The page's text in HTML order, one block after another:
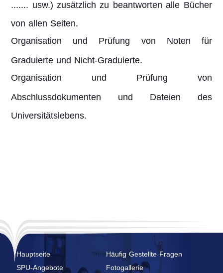
....... usw.) zusätzlich zu beantworten alle Bücher
von allen Seiten.
Organisation und Prüfung von Noten für
Graduierte und Nicht-Graduierte.
Organisation und Prüfung von
Abschlussdokumenten und Dateien des
Universitätslebens.
Hauptseite
Häufig Gestellte Fragen
SPU-Angebote
Fotogallerie